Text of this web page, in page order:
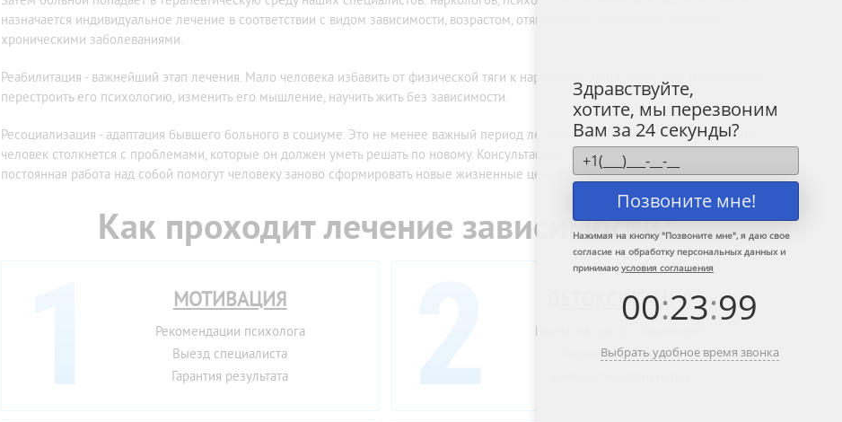
назначается индивидуальное лечение в соответствии с видом зависимости, возрастом, отягощенностью приобретенными
хроническими заболеваниями.
Реабилитация - важнейший этап лечения. Мало человека избавить от физической тяги к наркотикам или к алкоголю. Необходимо
перестроить его психологию, изменить его мышление, научить жить без зависимости.
Ресоциализация - адаптация бывшего больного в социуме. Это не менее важный период лечения. Вернувшись в обычную жизнь
человек столкнется с проблемами, которые он должен уметь решать по новому. Консультации с психологами, психотренинги,
постоянная работа над собой помогут человеку заново сформировать новые жизненные ценности.
Как проходит лечение зависимости:
МОТИВАЦИЯ
Рекомендации психолога
Выезд специалиста
Гарантия результата
ДЕТОКСИКАЦИЯ
Очищение организма
Здравствуйте,
хотите, мы перезвоним
Вам за 24 секунды?
Позвоните мне!
Нажимая на кнопку "Позвоните мне", я даю свое
согласие на обработку персональных данных и
принимаю условия соглашения
00:23:99
Выбрать удобное время звонка